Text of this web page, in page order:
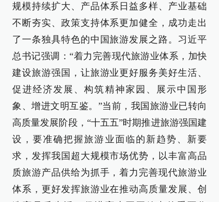
规模持续扩大、产品体系日益多样、产业基础
不断夯实、政策支持体系更加健全，成功走出
了一条独具特色的中国旅游发展之路。习近平
总书记强调：“着力完善现代旅游业体系，加快
建设旅游强国，让旅游业更好服务美好生活、
促进经济发展、构筑精神家园、展示中国形
象、增进文明互鉴。”当前，我国旅游业已转向
高质量发展阶段，“十五五”时期推进旅游强国建
设，要准确把握旅游业面临的新趋势、新要
求，发挥我国超大规模市场优势，以丰富高品
质旅游产品供给为抓手，着力完善现代旅游业
体系，更好发挥旅游业在推动高质量发展、创